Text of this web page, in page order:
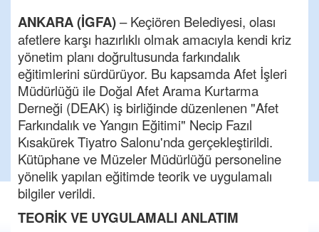
ANKARA (İGFA)– Keçiören Belediyesi, olası
afetlere karşı hazırlıklı olmak amacıyla kendi kriz
yönetim planı doğrultusunda farkındalık
eğitimlerini sürdürüyor. Bu kapsamda Afet İşleri
Müdürlüğü ile Doğal Afet Arama Kurtarma
Derneği (DEAK) iş birliğinde düzenlenen "Afet
Farkındalık ve Yangın Eğitimi" Necip Fazıl
Kısakürek Tiyatro Salonu'nda gerçekleştirildi.
Kütüphane ve Müzeler Müdürlüğü personeline
yönelik yapılan eğitimde teorik ve uygulamalı
bilgiler verildi.
TEORİK VE UYGULAMALI ANLATIM